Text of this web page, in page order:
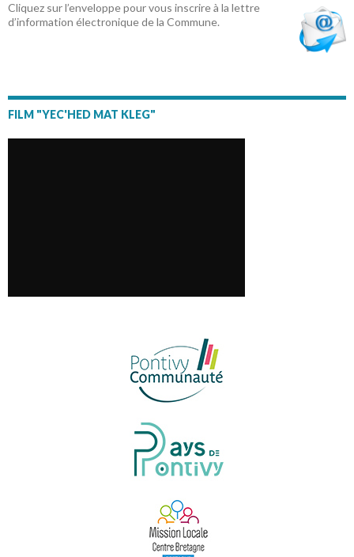
Cliquez sur l’enveloppe pour vous inscrire à la lettre
d’information électronique de la Commune.
FILM "YEC'HED MAT KLEG"